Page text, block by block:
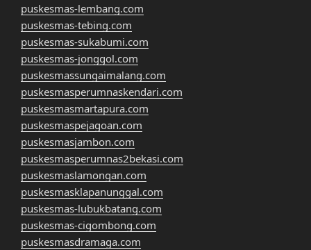
puskesmas-lembang.com
puskesmas-tebing.com
puskesmas-sukabumi.com
puskesmas-jonggol.com
puskesmassungaimalang.com
puskesmasperumnaskendari.com
puskesmasmartapura.com
puskesmaspejagoan.com
puskesmasjambon.com
puskesmasperumnas2bekasi.com
puskesmaslamongan.com
puskesmasklapanunggal.com
puskesmas-lubukbatang.com
puskesmas-cigombong.com
puskesmasdramaga.com